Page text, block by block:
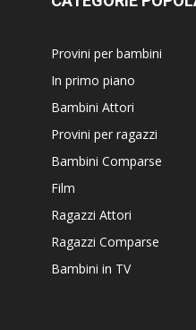
Provini per bambini
In primo piano
Bambini Attori
Provini per ragazzi
Bambini Comparse
Film
Ragazzi Attori
Ragazzi Comparse
Bambini in TV